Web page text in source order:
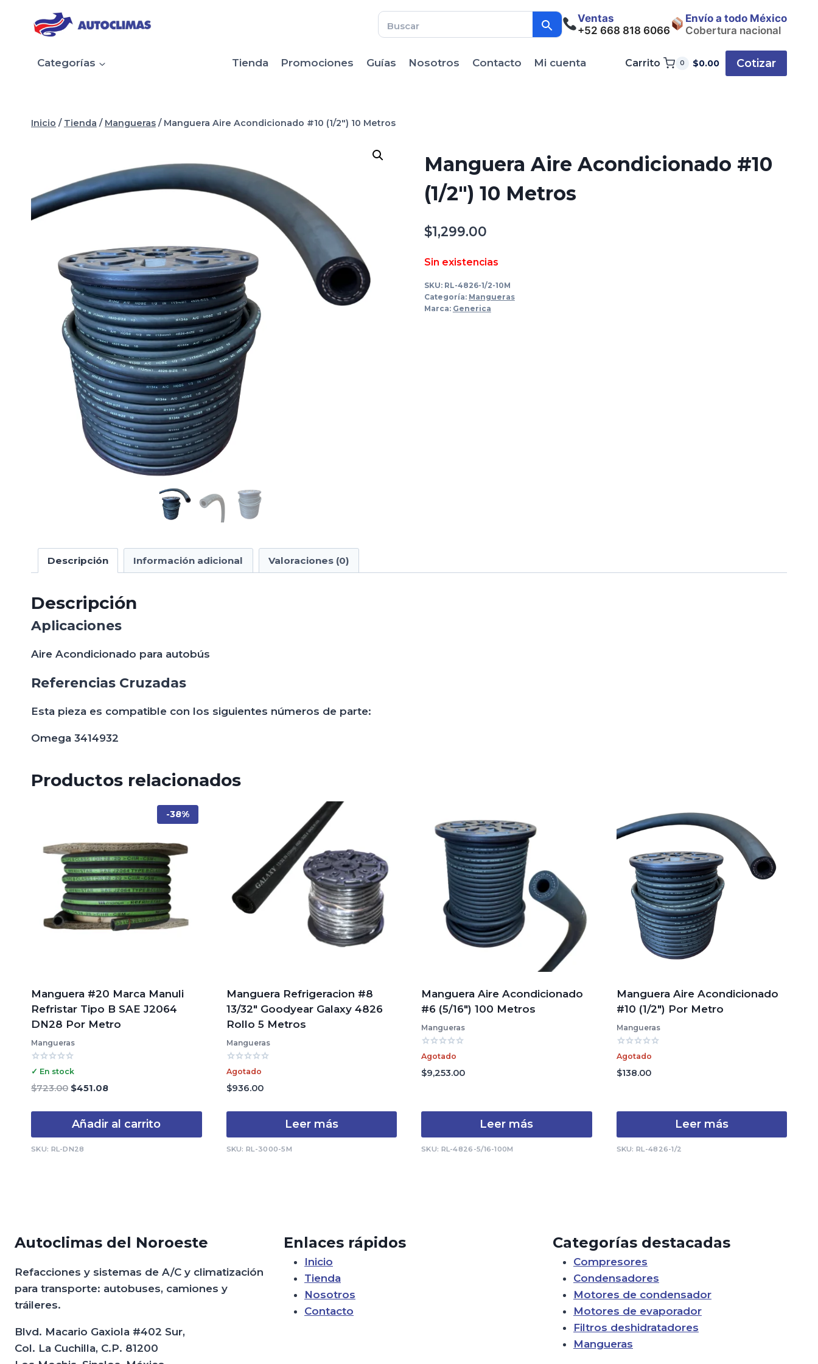
contenido
Ventas
+52 668 818 6066
Envío a todo México
Cobertura nacional
Categorías Tienda Promociones Guías Nosotros Contacto Mi cuenta Carrito 0 $0.00 Cotizar
Inicio / Tienda / Mangueras / Manguera Aire Acondicionado #10 (1/2″) 10 Metros
Manguera Aire Acondicionado #10
(1/2″) 10 Metros
$1,299.00
Sin existencias
SKU: RL-4826-1/2-10M
Categoría: Mangueras
Marca: Generica
Descripción Información adicional Valoraciones (0)
Descripción
Aplicaciones
Aire Acondicionado para autobús
Referencias Cruzadas
Esta pieza es compatible con los siguientes números de parte:
Omega 3414932
Productos relacionados
-38%
Manguera #20 Marca Manuli
Refristar Tipo B SAE J2064
DN28 Por Metro
Mangueras
Valorado
0
de
✓ En stock
$723.00 El
era:
$451.08El
es:
Añadir al carrito
SKU: RL-DN28
Manguera Refrigeracion #8
13/32″ Goodyear Galaxy 4826
Rollo 5 Metros
Mangueras
Valorado
con
0
de
Agotado
$936.00
Leer más
SKU: RL-3000-5M
Manguera Aire Acondicionado
#6 (5/16″) 100 Metros
Mangueras
Valorado
con
0
de
Agotado
$9,253.00
Leer más
SKU: RL-4826-5/16-100M
Manguera Aire Acondicionado
#10 (1/2″) Por Metro
Mangueras
Valorado
con
0
de
Agotado
$138.00
Leer más
SKU: RL-4826-1/2
Autoclimas del Noroeste
Refacciones y sistemas de A/C y climatización
para transporte: autobuses, camiones y
tráileres.
Blvd. Macario Gaxiola #402 Sur,
Col. La Cuchilla, C.P. 81200
Enlaces rápidos
Inicio
Tienda
Nosotros
Contacto
Categorías destacadas
Compresores
Condensadores
Motores de condensador
Motores de evaporador
Filtros deshidratadores
Mangueras